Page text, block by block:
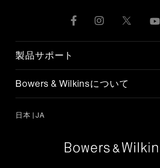
製品サポート
Bowers & Wilkinsについて
日本 | JA